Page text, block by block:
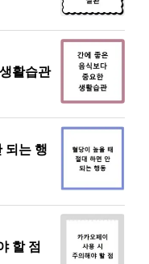
활습관
되는 행
할 점